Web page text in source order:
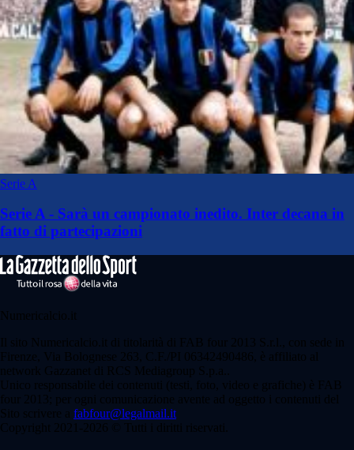
Serie A
Serie A - Sarà un campionato inedito. Inter decana in
fatto di partecipazioni
Numericalcio.it
Il sito Numericalcio.it di titolarità di FAB four 2013 S.r.l., con sede in
Firenze, Via Bolognese 263, C.F./PI 06342490486, è affiliato al
network Gazzanet di RCS Mediagroup S.p.a..
Unico responsabile dei contenuti (testi, foto, video e grafiche) è FAB
four 2013; per ogni comunicazione avente ad oggetto i contenuti del
Sito scrivere a fabfour@legalmail.it
Copyright 2021-2026 © Tutti i diritti riservati.